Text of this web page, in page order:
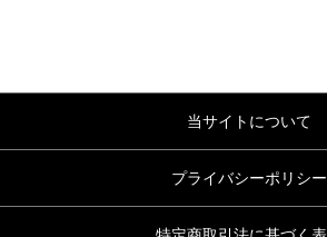
当サイトについて
プライバシーポリシー